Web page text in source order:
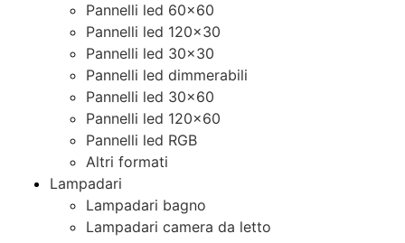
Pannelli led 60×60
Pannelli led 120×30
Pannelli led 30×30
Pannelli led dimmerabili
Pannelli led 30×60
Pannelli led 120×60
Pannelli led RGB
Altri formati
Lampadari
Lampadari bagno
Lampadari camera da letto